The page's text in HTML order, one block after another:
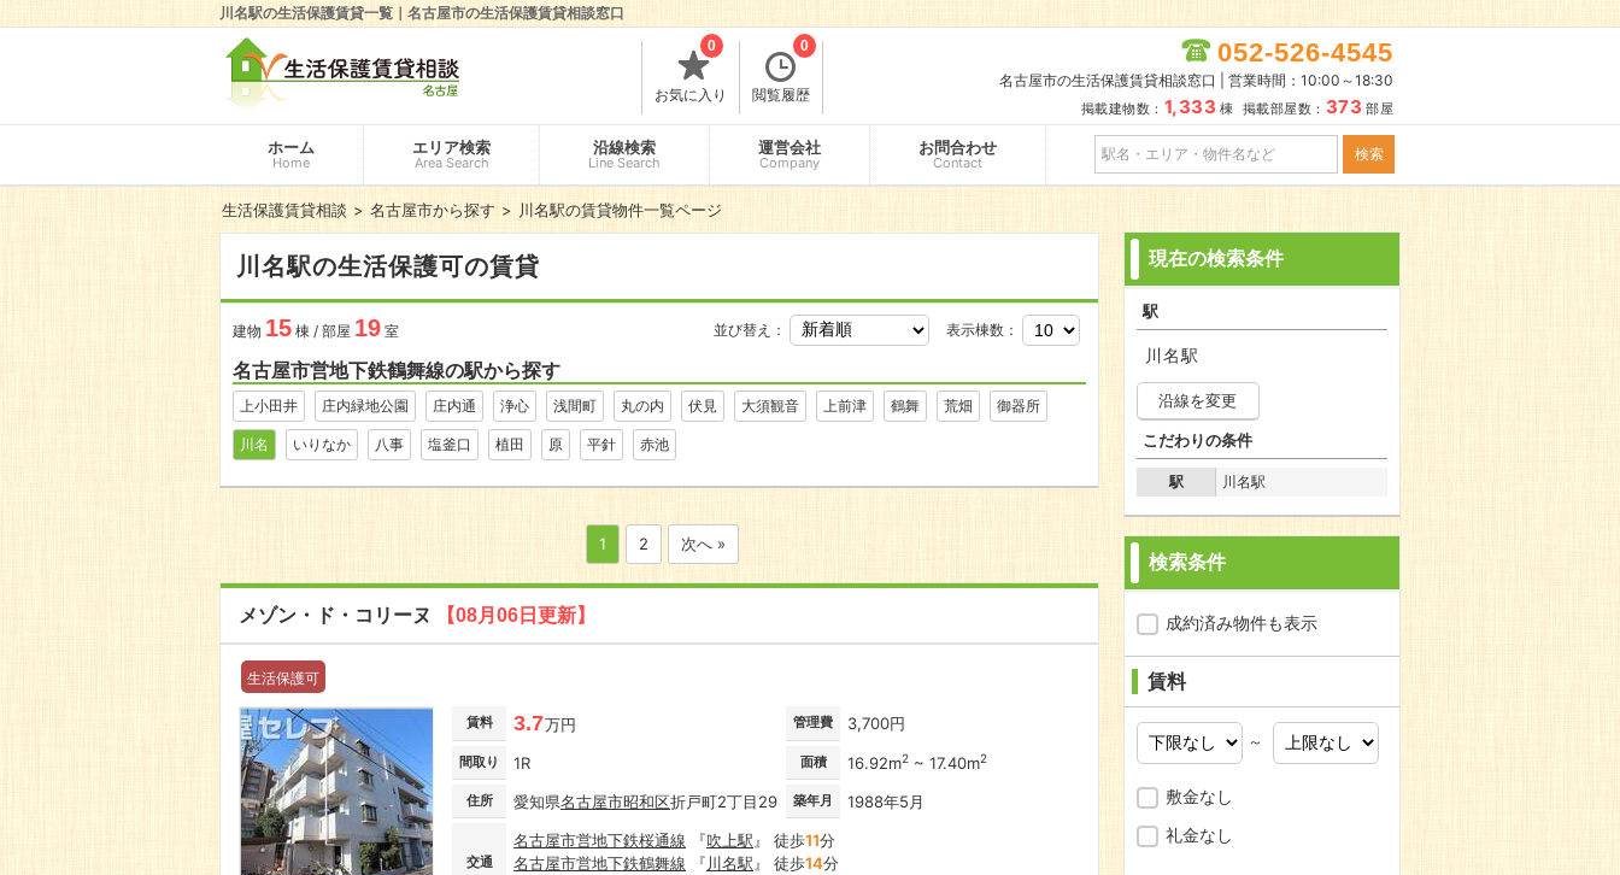
川名駅の生活保護賃貸一覧｜名古屋市の生活保護賃貸相談窓口
お気に入り
0
閲覧履歴
0 052-526-4545
名古屋市の生活保護賃貸相談窓口 | 営業時間：10:00～18:30
掲載建物数： 1,333 棟 掲載部屋数： 373 部屋
ホーム
Home
エリア検索
Area Search
沿線検索
Line Search
運営会社
Company
お問合わせ
Contact
生活保護賃貸相談 名古屋市から探す 川名駅の賃貸物件一覧ページ
川名駅の生活保護可の賃貸
建物 15 棟 / 部屋 19 室 並び替え：
名古屋市営地下鉄鶴舞線の駅から探す
上小田井 庄内緑地公園 庄内通 浄心 浅間町 丸の内 伏見 大須観音 上前津 鶴舞 荒畑 御器所
川名 いりなか 八事 塩釜口 植田 原 平針 赤池
表示棟数：
1 2 次へ »
メゾン・ド・コリーヌ 【08月06日更新】
生活保護可
賃料 3.7万円 管理費 3,700円
間取り 1R 面積 16.92m2 ~ 17.40m2
住所 愛知県名古屋市昭和区折戸町2丁目29 築年月 1988年5月
交通
名古屋市営地下鉄桜通線 『吹上駅 』 徒歩11分
名古屋市営地下鉄鶴舞線 『川名駅 』 徒歩14分
現在の検索条件
駅
川名駅
沿線を変更
こだわりの条件
駅 川名駅
検索条件
成約済み物件も表示
賃料
～
敷金なし
礼金なし